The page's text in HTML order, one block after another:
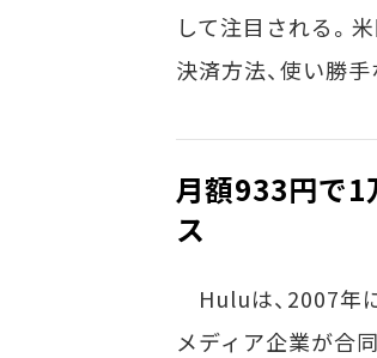
して注目される。
決済方法、使い勝
月額933円で
ス
Huluは、2007年
メディア企業が合